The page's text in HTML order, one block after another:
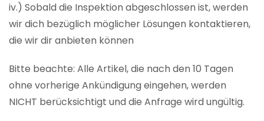
iv.) Sobald die Inspektion abgeschlossen ist, werden
wir dich bezüglich möglicher Lösungen kontaktieren,
die wir dir anbieten können
Bitte beachte: Alle Artikel, die nach den 10 Tagen
ohne vorherige Ankündigung eingehen, werden
NICHT berücksichtigt und die Anfrage wird ungültig.